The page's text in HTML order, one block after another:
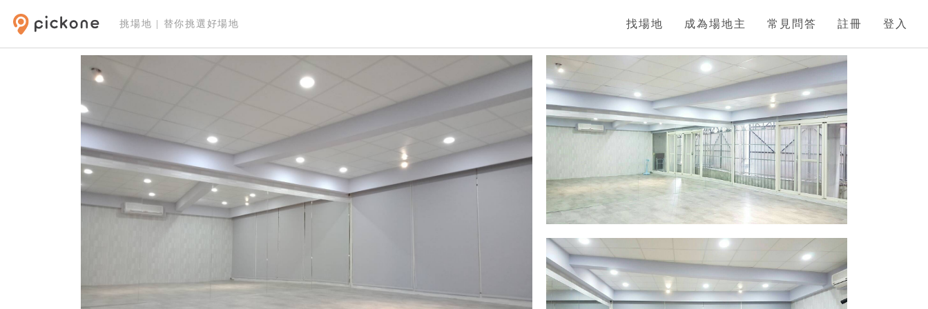
挑場地 | 替你挑選好場地 找場地 成為場地主 常見問答 註冊 登入